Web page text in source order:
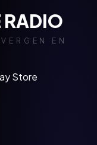
RADIO
EN